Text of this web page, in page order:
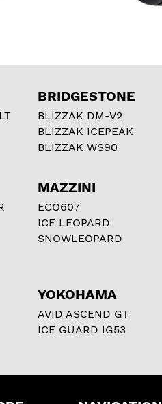
BRIDGESTONE
BLIZZAK DM-V2
BLIZZAK ICEPEAK
BLIZZAK WS90
MAZZINI
ECO607
ICE LEOPARD
SNOWLEOPARD
YOKOHAMA
AVID ASCEND GT
ICE GUARD IG53